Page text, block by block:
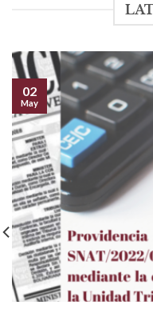
02
May